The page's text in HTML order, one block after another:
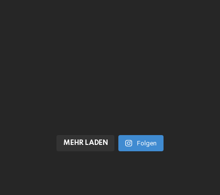
MEHR LADEN Folgen